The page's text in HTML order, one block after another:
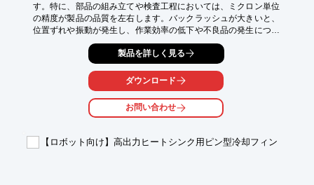
す。特に、部品の組み立てや検査工程においては、ミクロン単位
の精度が製品の品質を左右します。バックラッシュが大きいと、
位置ずれや振動が発生し、作業効率の低下や不良品の発生につな
がる可能性があります。Galaxie ゼロバックラッシュ減速機は、
高いトルク密度と剛性により、優れた伝達精度と位置決め精度を
【活用シーン】
・ロボットアームの関節部
・精密位置決めが必要な搬送システム
【導入の効果】
製品を詳しく見る
ダウンロード
お問い合わせ
【ロボット向け】高出力ヒートシンク用ピン型冷却フィン